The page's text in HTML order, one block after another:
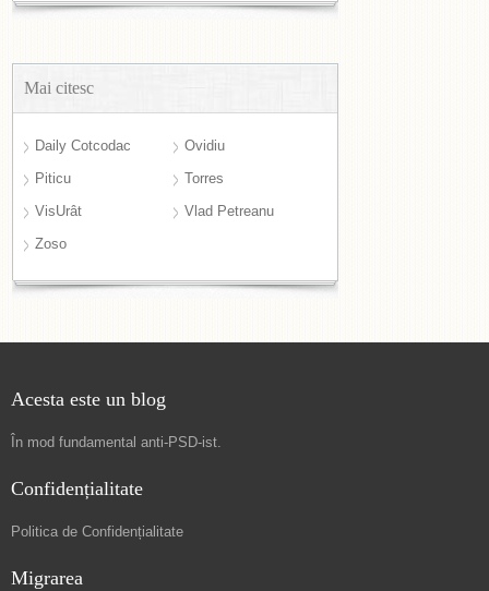
Mai citesc
Daily Cotcodac
Ovidiu
Piticu
Torres
VisUrât
Vlad Petreanu
Zoso
Acesta este un blog
În mod fundamental anti-PSD-ist.
Confidențialitate
Politica de Confidențialitate
Migrarea